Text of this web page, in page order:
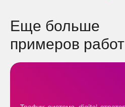
Еще больше
примеров работ